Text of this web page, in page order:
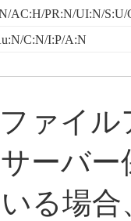
AC:H/PR:N/UI:N/
C:N/I:P/A:N
ァイ
ーバ
る場